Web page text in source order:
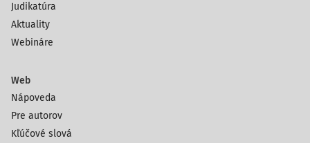
Judikatúra
Aktuality
Webináre
Web
Nápoveda
Pre autorov
Kľúčové slová